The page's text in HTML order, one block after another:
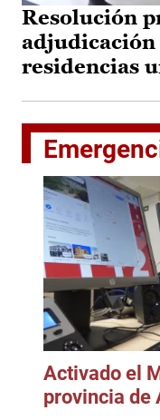
Resolución
adjudicación
residencias
Activado el
provincia de